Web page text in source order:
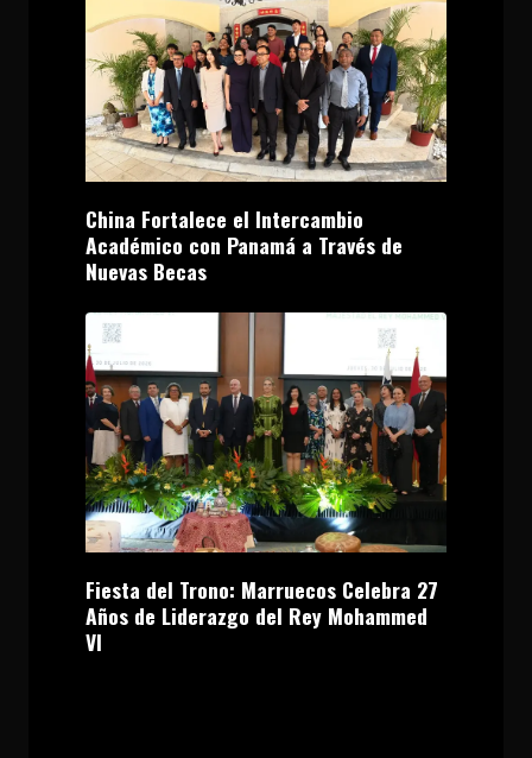
China Fortalece el Intercambio
Académico con Panamá a Través de
Nuevas Becas
Fiesta del Trono: Marruecos Celebra 27
Años de Liderazgo del Rey Mohammed
VI